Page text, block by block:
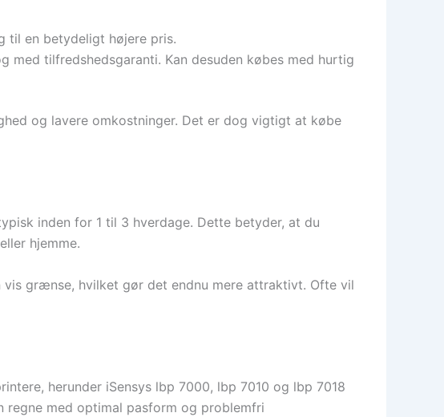
til en betydeligt højere pris.
med tilfredshedsgaranti. Kan desuden købes med hurtig
og lavere omkostninger. Det er dog vigtigt at købe
inden for 1 til 3 hverdage. Dette betyder, at du
hjemme.
grænse, hvilket gør det endnu mere attraktivt. Ofte vil
herunder iSensys lbp 7000, lbp 7010 og lbp 7018
regne med optimal pasform og problemfri